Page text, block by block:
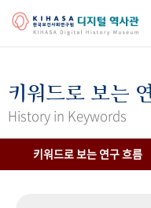
걸어온 길 기관 변천사
연구 역사
키워드로 보는
History in Keywords
키워드로 보는 연구 흐름